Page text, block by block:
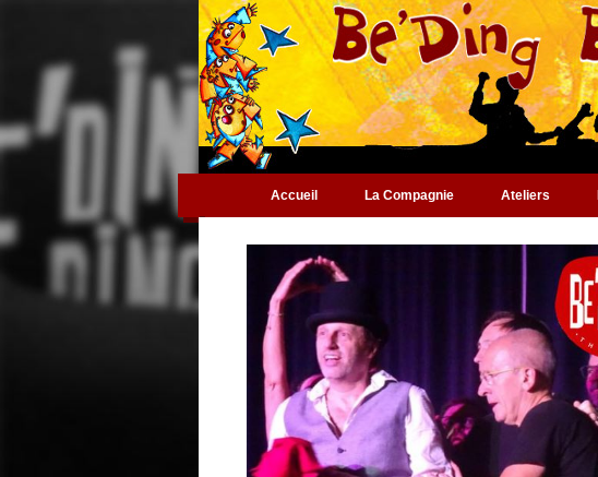
Accueil La Compagnie Ateliers